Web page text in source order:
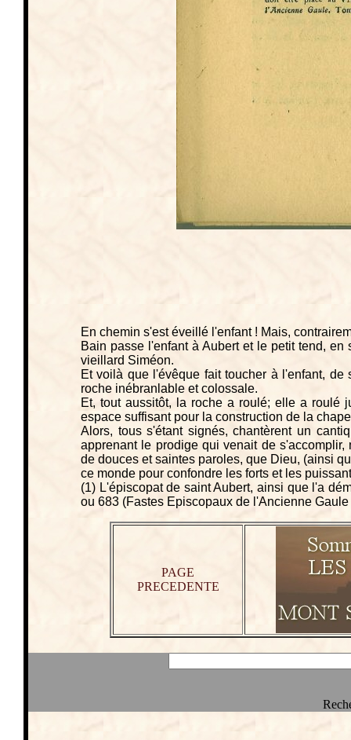
En chemin s'est éveillé l'enfant ! Mais,
Bain passe l'enfant à Aubert et le petit tend,
vieillard Siméon.
Et voilà que l'évêque fait toucher à l'enfant,
roche inébranlable et colossale.
Et, tout aussitôt, la roche a roulé; elle a roulé
espace suffisant pour la construction de la
Alors, tous s'étant signés, chantèrent un
apprenant le prodige qui venait de
de douces et saintes paroles, que Dieu, (ainsi
ce monde pour confondre les forts et les
(1) L'épiscopat de saint Aubert, ainsi que l'a
ou 683 (Fastes Episcopaux de l'Ancienne Gaule
PAGE
PRECEDENTE